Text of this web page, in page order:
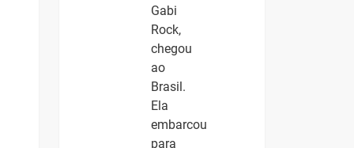
Gabi
Rock,
chegou
ao
Brasil.
Ela
embarcou
para